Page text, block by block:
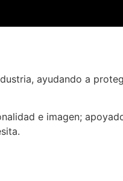
ayudando a
e imagen;